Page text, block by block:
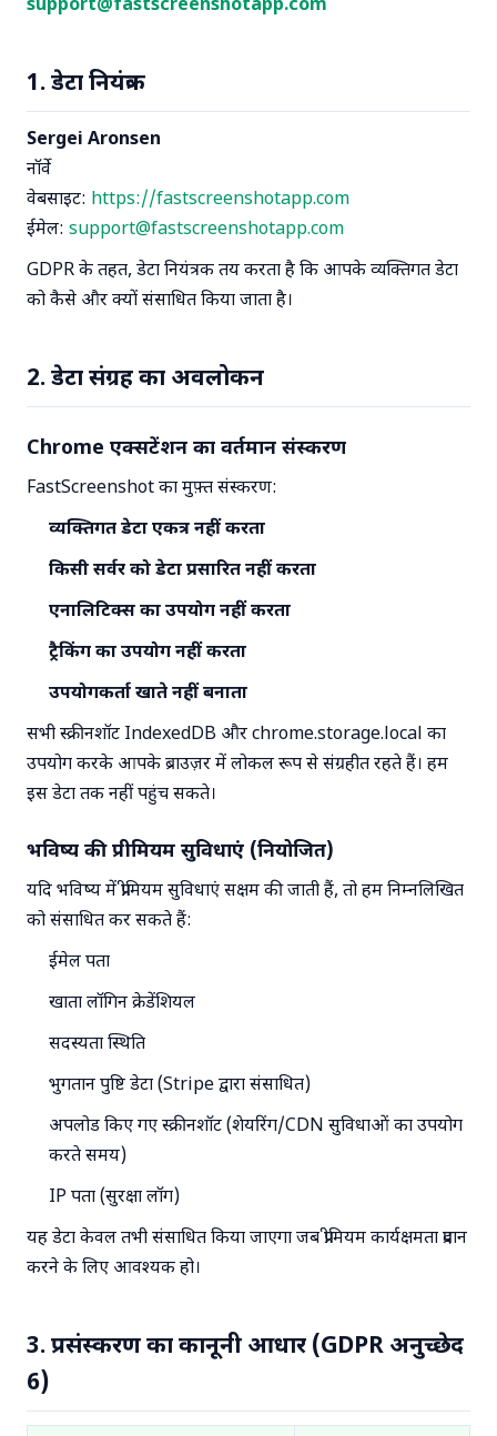
support@fastscreenshotapp.com
1. डेटा नियंत्रक
Sergei Aronsen
नॉर्वे
वेबसाइट: https://fastscreenshotapp.com
ईमेल: support@fastscreenshotapp.com
GDPR के तहत, डेटा नियंत्रक तय करता है कि आपके व्यक्तिगत डेटा
को कैसे और क्यों संसाधित किया जाता है।
2. डेटा संग्रह का अवलोकन
Chrome एक्सटेंशन का वर्तमान संस्करण
FastScreenshot का मुफ़्त संस्करण:
व्यक्तिगत डेटा एकत्र नहीं करता
किसी सर्वर को डेटा प्रसारित नहीं करता
एनालिटिक्स का उपयोग नहीं करता
ट्रैकिंग का उपयोग नहीं करता
उपयोगकर्ता खाते नहीं बनाता
सभी स्क्रीनशॉट IndexedDB और chrome.storage.local का
उपयोग करके आपके ब्राउज़र में लोकल रूप से संग्रहीत रहते हैं। हम
इस डेटा तक नहीं पहुंच सकते।
भविष्य की प्रीमियम सुविधाएं (नियोजित)
यदि भविष्य में प्रीमियम सुविधाएं सक्षम की जाती हैं, तो हम निम्नलिखित
को संसाधित कर सकते हैं:
ईमेल पता
खाता लॉगिन क्रेडेंशियल
सदस्यता स्थिति
भुगतान पुष्टि डेटा (Stripe द्वारा संसाधित)
अपलोड किए गए स्क्रीनशॉट (शेयरिंग/CDN सुविधाओं का उपयोग
करते समय)
IP पता (सुरक्षा लॉग)
यह डेटा केवल तभी संसाधित किया जाएगा जब प्रीमियम कार्यक्षमता प्रदान
करने के लिए आवश्यक हो।
3. प्रसंस्करण का कानूनी आधार (GDPR अनुच्छेद
6)